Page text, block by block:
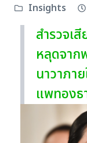
Insights
สำรวจเ
หลุดจาก
นาวาภา
แพทองธ